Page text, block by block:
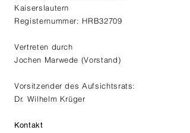
Kaiserslautern
Registernummer: HRB32709
Vertreten durch
Jochen Marwede (Vorstand)
Vorsitzender des Aufsichtsrats:
Dr. Wilhelm Krüger
Kontakt